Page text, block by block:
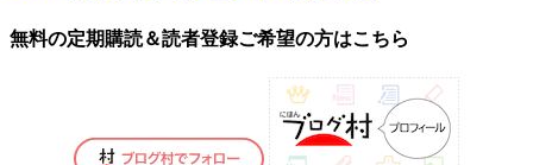
無料の定期購読＆読者登録ご希望の方はこちら